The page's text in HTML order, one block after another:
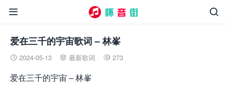


爱在三千的宇宙歌词 – 林峯
 2024-05-13  最新歌词  273
爱在三千的宇宙 – 林峯